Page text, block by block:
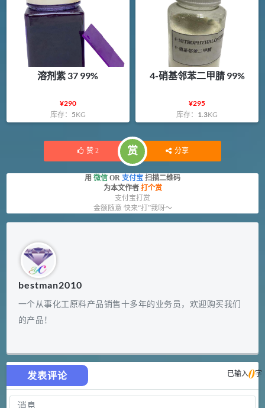
溶剂紫 37 99%
¥290
库存： 5KG
4-硝基邻苯二甲腈 99%
¥295
库存： 1.3KG
赞 2 赏 分享
用 微信 OR 支付宝 扫描二维码
为本文作者 打个赏
支付宝打赏
金额随意 快来“打”我呀～
bestman2010
一个从事化工原料产品销售十多年的业务员，欢迎购买我们
的产品！
发表评论 已输入0字